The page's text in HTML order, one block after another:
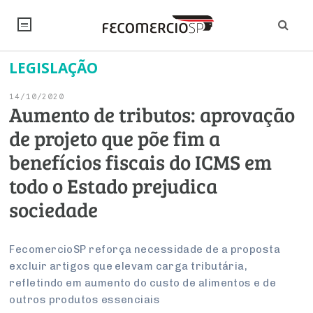
NOTÍCIAS
Artigos
Institucional
Debates Fecomercio-SP
PROJETOS ESPECIAIS:
UM BRASIL
Economia
Pesquisas
Brasil
Modernização do Estado
Economia Digital
Inteligência Artificial
Legislação
Trabalho
Reforma Tributária
Negócios
Atacado
Serviços
Sustentabilidade
ESG
Últimas Notícias
PESQUISAS
FALE CONOSCO
INSTITUCIONAL
Imprensa
Negociações Coletivas
CONSELHOS
Conselho de Turismo
Conselho de Emprego e Relações do Trabalho
EMPRESAS
LEGISLAÇÃO
14/10/2020
Aumento de tributos: aprovação
de projeto que põe fim a
benefícios fiscais do ICMS em
todo o Estado prejudica
sociedade
FecomercioSP reforça necessidade de a proposta
excluir artigos que elevam carga tributária,
refletindo em aumento do custo de alimentos e de
outros produtos essenciais